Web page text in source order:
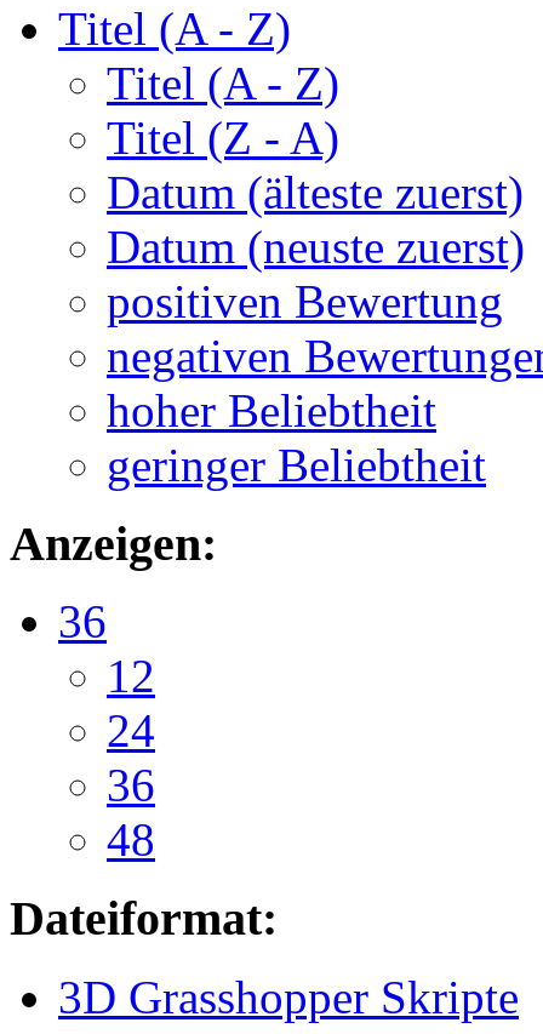
Titel (A - Z)
Titel (A - Z)
Titel (Z - A)
Datum (älteste zuerst)
Datum (neuste zuerst)
positiven Bewertung
negativen
hoher Beliebtheit
geringer Beliebtheit
Anzeigen:
36
12
24
36
48
Dateiformat:
3D Grasshopper Skripte